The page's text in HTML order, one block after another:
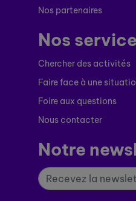
Nos partenaires
Nos
Chercher des activités
Faire face à une
Foire aux questions
Nous contacter
Notre